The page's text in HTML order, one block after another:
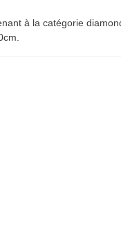
à la catégorie